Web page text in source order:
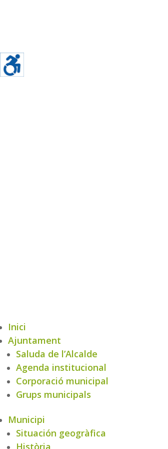
Inici
Ajuntament
Saluda de l’Alcalde
Agenda institucional
Corporació municipal
Grups municipals
Municipi
Situación geogràfica
Història